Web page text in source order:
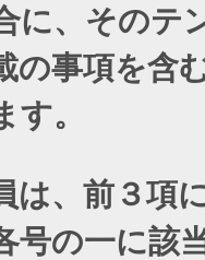
に、そのテ
の事項を含
す。
、前３項
号の一に該